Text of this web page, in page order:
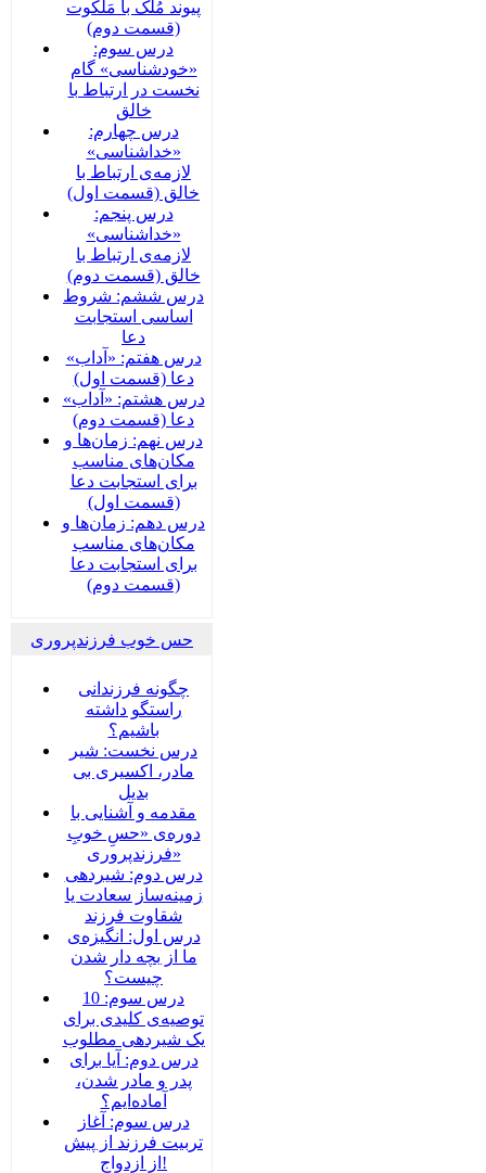
پیوند مُلک با مَلَکوت
(قسمت دوم)
درس سوم:
«خودشناسی» گام
نخست در ارتباط با
خالق
درس چهارم:
«خداشناسی»
لازمه‌ی ارتباط با
خالق (قسمت اول)
درس پنجم:
«خداشناسی»
لازمه‌ی ارتباط با
خالق (قسمت دوم)
درس ششم: شروط
اساسی استجابت
دعا
درس هفتم: «آداب»
دعا (قسمت اول)
درس هشتم: «آداب»
دعا (قسمت دوم)
درس نهم: زمان‌ها و
مکان‌های مناسب
برای استجابت دعا
(قسمت اول)
درس دهم: زمان‌ها و
مکان‌های مناسب
برای استجابت دعا
(قسمت دوم)
حس خوب فرزندپروری
چگونه فرزندانی
راستگو داشته
باشیم؟
درس نخست: شیر
مادر، اکسیری بی
بدیل
مقدمه و آشنایی با
دوره‌ی «حسِ خوبِ
فرزندپروری»
درس دوم: شیردهی
زمینه‌ساز سعادت یا
شقاوت فرزند
درس اول: انگیزه‌ی
ما از بچه دار شدن
چیست؟
درس سوم: 10
توصیه‌ی کلیدی برای
یک شیردهی مطلوب
درس دوم: آیا برای
پدر و مادر شدن،
آماده‌ایم؟
درس سوم: آغاز
تربیت فرزند از پیش
از ازدواج!